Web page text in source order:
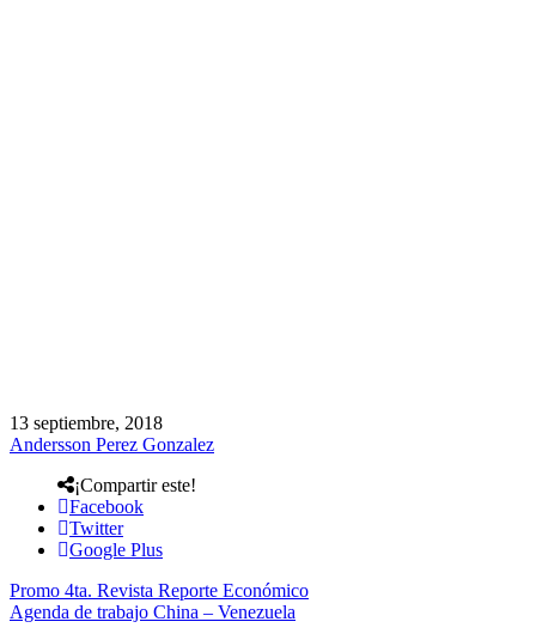
13 septiembre, 2018
Andersson Perez Gonzalez
¡Compartir este!
Facebook
Twitter
Google Plus
Promo 4ta. Revista Reporte Económico
Agenda de trabajo China – Venezuela